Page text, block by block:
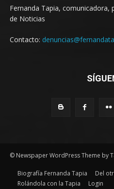
Fernanda Tapia, comunicadora,
de Noticias
Contacto:
© Newspaper WordPress Theme by
Biografía Fernanda Tapia
Del
Rolándola con la Tapia
Login